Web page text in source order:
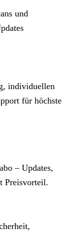
und
individuellen
für höchste
– Updates,
Preisvorteil.